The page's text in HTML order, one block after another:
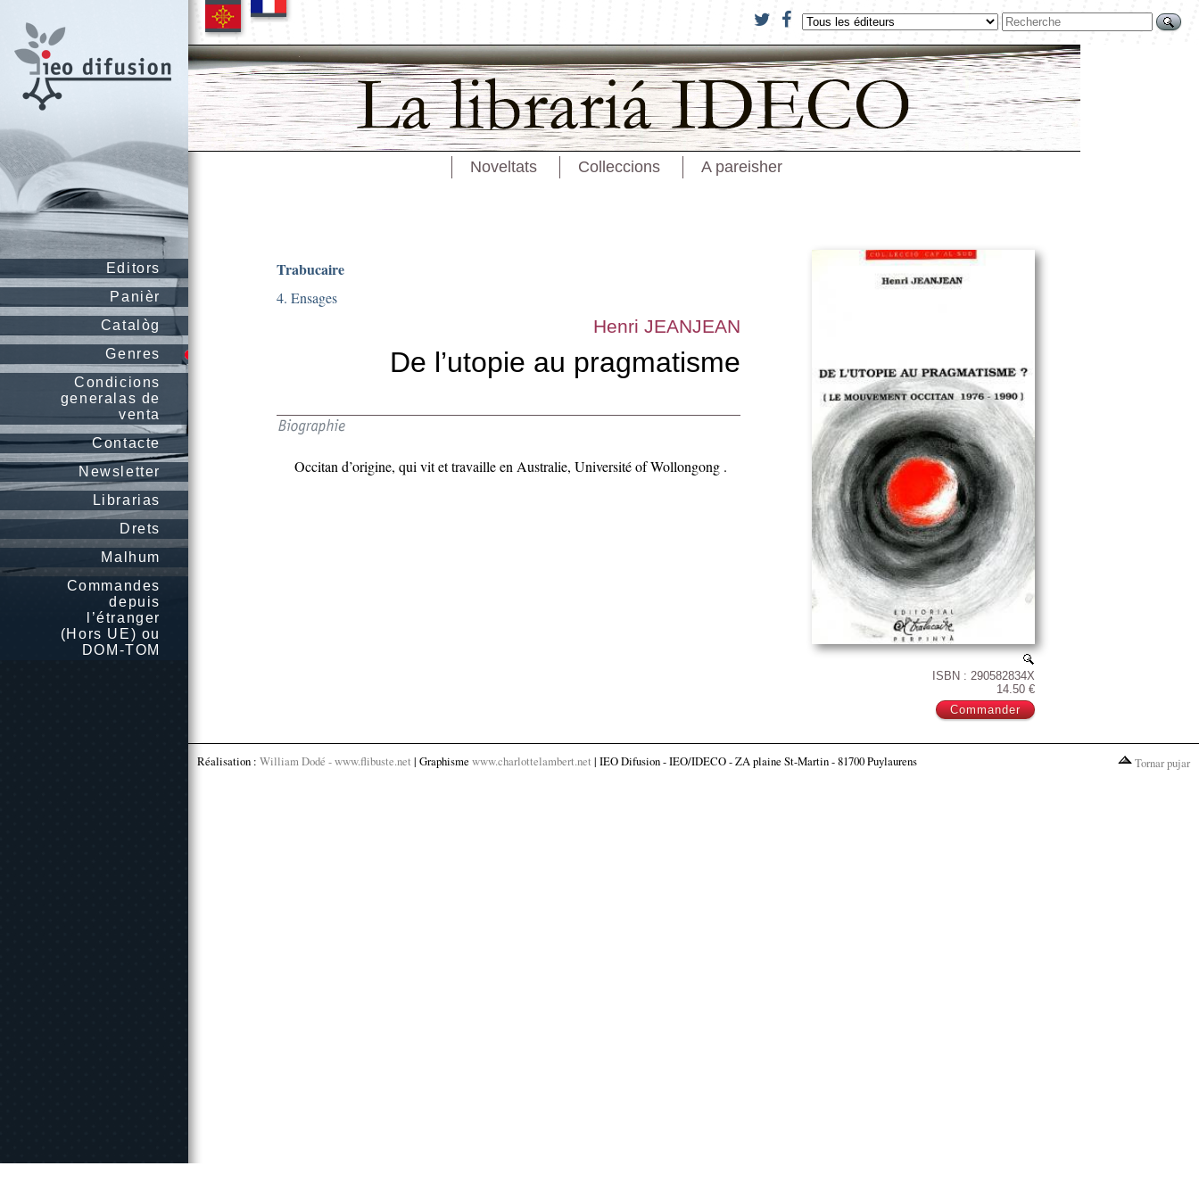
Editors
Panièr
Catalòg
Genres
Condicions
generalas de
venta
Contacte
Newsletter
Librarias
Drets
Malhum
Commandes
depuis
l’étranger
(Hors UE) ou
DOM-TOM
Noveltats Colleccions A pareisher
ISBN : 290582834X
14.50 €
Trabucaire
4. Ensages
Henri JEANJEAN
De l’utopie au pragmatisme
Occitan d’origine, qui vit et travaille en Australie, Université of Wollongong .
Réalisation : William Dodé - www.flibuste.net | Graphisme www.charlottelambert.net | IEO Difusion - IEO/IDECO - ZA plaine St-Martin - 81700 Puylaurens Tornar pujar